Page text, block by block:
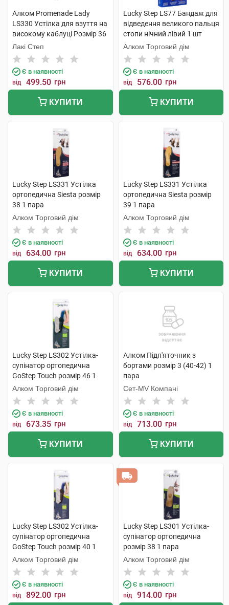
Алком Promenade Lady
LS330 Устілка для взуття на
високому каблуці Розмір 36
1 пара
Лакі Степ
Є в наявності
від 499.50 грн
КУПИТИ
Lucky Step LS77 Бандаж для
відведення великого пальця
стопи нічний лівий 1 шт
Алком Торговий дім
Є в наявності
від 576.00 грн
КУПИТИ
Lucky Step LS331 Устілка
ортопедична Siesta розмір
38 1 пара
Алком Торговий дім
Є в наявності
від 634.00 грн
КУПИТИ
Lucky Step LS331 Устілка
ортопедична Siesta розмір
39 1 пара
Алком Торговий дім
Є в наявності
від 634.00 грн
КУПИТИ
Lucky Step LS302 Устілка-
супінатор ортопедична
GoStep Touch розмір 46 1
пара
Алком Торговий дім
Є в наявності
від 673.35 грн
КУПИТИ
Алком Підп'яточник з
бортами розмір 3 (40-42) 1
пара
Сет-MV Компані
Є в наявності
від 713.00 грн
КУПИТИ
Lucky Step LS302 Устілка-
супінатор ортопедична
GoStep Touch розмір 40 1
пара
Алком Торговий дім
Є в наявності
від 892.00 грн
Lucky Step LS301 Устілка-
супінатор ортопедична
розмір 38 1 пара
Алком Торговий дім
Є в наявності
від 914.00 грн